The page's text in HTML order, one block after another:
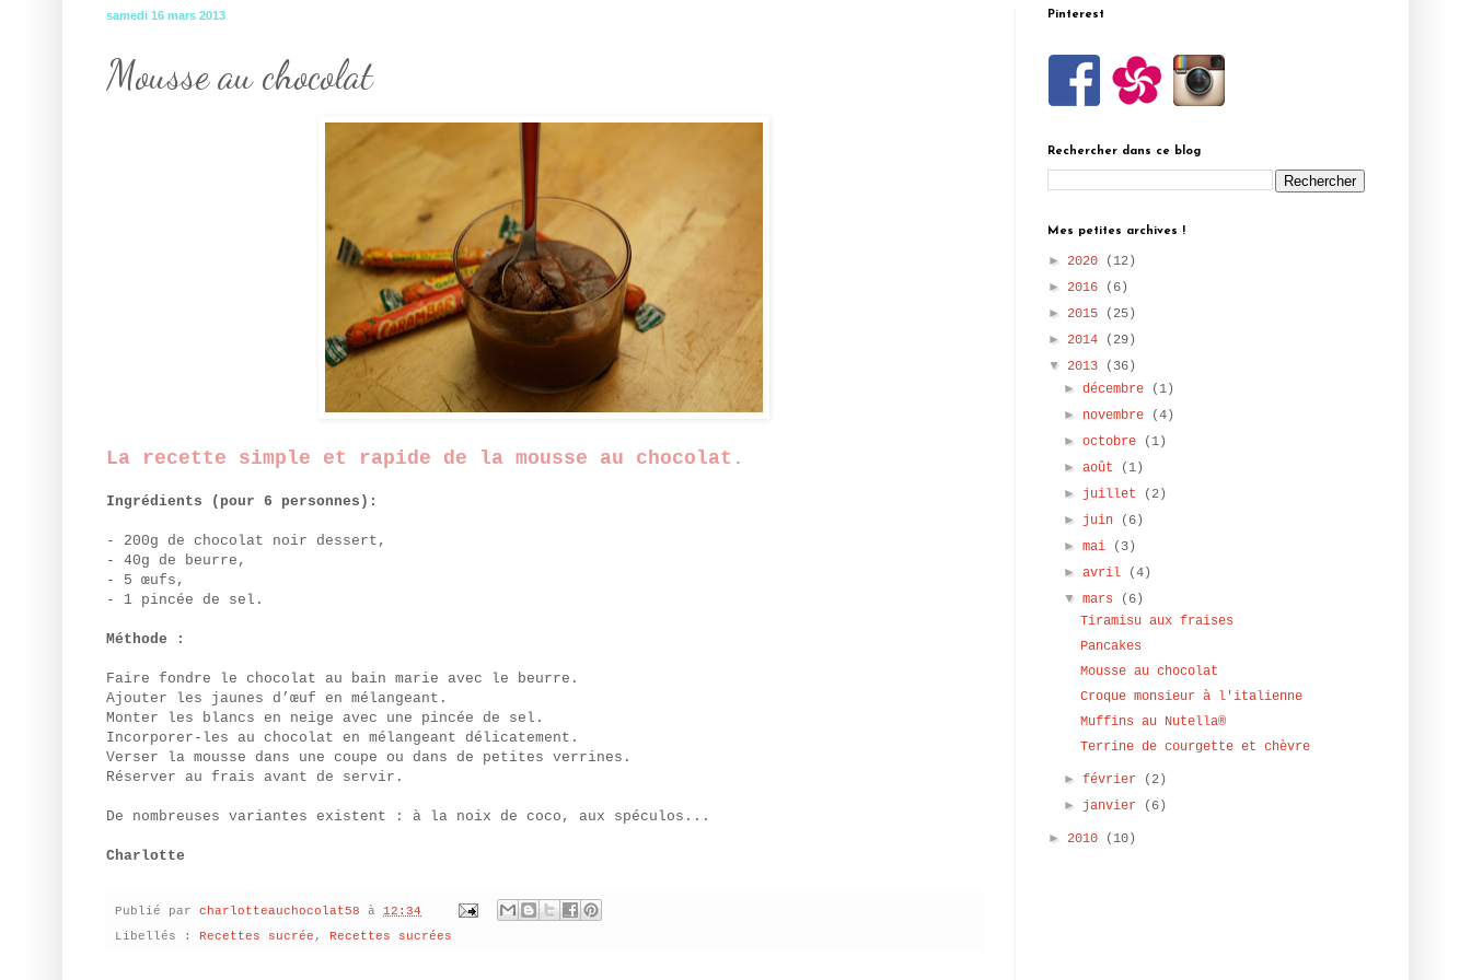
samedi 16 mars 2013
Mousse au chocolat
La recette simple et rapide de la mousse au chocolat.
Ingrédients (pour 6 personnes):
- 200g de chocolat noir dessert,
- 40g de beurre,
- 5 œufs,
- 1 pincée de sel.
Méthode :
Faire fondre le chocolat au bain marie avec le beurre.
Ajouter les jaunes d’œuf en mélangeant.
Monter les blancs en neige avec une pincée de sel.
Incorporer-les au chocolat en mélangeant délicatement.
Verser la mousse dans une coupe ou dans de petites verrines.
Réserver au frais avant de servir.
De nombreuses variantes existent : à la noix de coco, aux spéculos...
Charlotte
Publié par charlotteauchocolat58 à 12:34
Libellés :
Recettes sucrée , Recettes sucrées
Pinterest
Rechercher dans ce blog
Mes petites archives !
► 2020
(12)
► 2016
(6)
► 2015
(25)
► 2014
(29)
▼ 2013
(36)
►décembre
(1)
► novembre
(4)
►octobre
(1)
►août
(1)
► juillet
(2)
► juin
(6)
►mai
(3)
►avril
(4)
▼mars
(6)
Tiramisu aux fraises
Pancakes
Mousse au chocolat
Croque monsieur à l'italienne
Muffins au Nutella®
Terrine de courgette et chèvre
►février
(2)
► janvier (6)
► 2010 (10)